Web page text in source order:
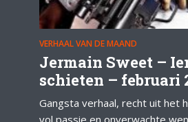
VERHAAL VAN DE MAAND
Jermain Sweet –
schieten – februari
Gangsta verhaal, recht uit het